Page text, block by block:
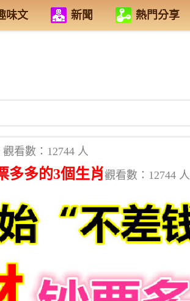
味文 新聞 熱門分享
觀看數：12744 人
多多的3個生肖觀看數：12744 人